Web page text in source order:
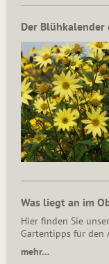
Der Blühkalender
Was liegt an im
Hier finden Sie
Gartentipps für den
mehr…